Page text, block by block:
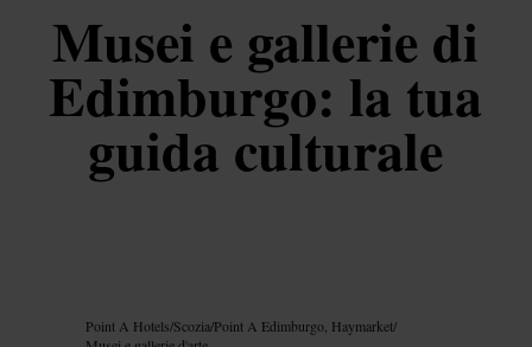
Musei e gallerie di
Edimburgo: la tua
guida culturale
Point A Hotels/Scozia/Point A Edimburgo, Haymarket/